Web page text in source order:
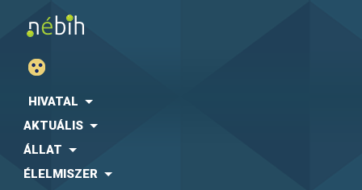
HIVATAL
AKTUÁLIS
ÁLLAT
ÉLELMISZER